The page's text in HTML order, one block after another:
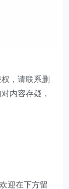
，请联系删
内容存疑，
迎在下方留